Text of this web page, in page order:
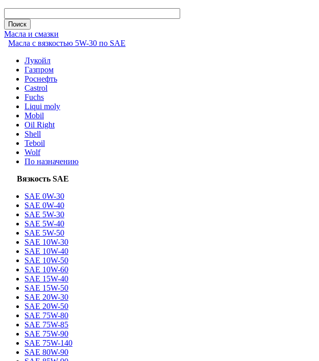
Масла и смазки
Масла с вязкостью 5W-30 по SAE
Лукойл
Газпром
Роснефть
Castrol
Fuchs
Liqui moly
Mobil
Oil Right
Shell
Teboil
Wolf
По назначению
Вязкость SAE
SAE 0W-30
SAE 0W-40
SAE 5W-30
SAE 5W-40
SAE 5W-50
SAE 10W-30
SAE 10W-40
SAE 10W-50
SAE 10W-60
SAE 15W-40
SAE 15W-50
SAE 20W-30
SAE 20W-50
SAE 75W-80
SAE 75W-85
SAE 75W-90
SAE 75W-140
SAE 80W-90